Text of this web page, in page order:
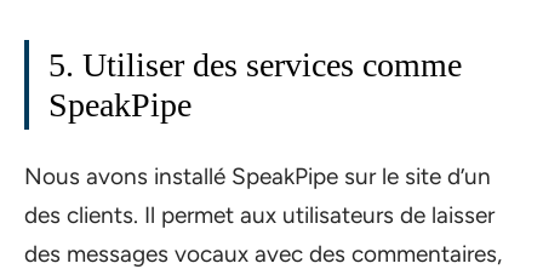
5. Utiliser des services comme
SpeakPipe
Nous avons installé SpeakPipe sur le site d’un
des clients. Il permet aux utilisateurs de laisser
des messages vocaux avec des commentaires,